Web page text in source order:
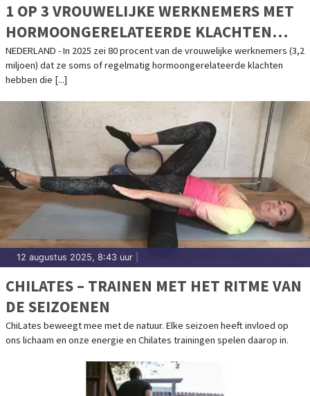
1 OP 3 VROUWELIJKE WERKNEMERS MET
HORMOONGERELATEERDE KLACHTEN
VERBERGT DEZE
NEDERLAND - In 2025 zei 80 procent van de vrouwelijke werknemers (3,2
miljoen) dat ze soms of regelmatig hormoongerelateerde klachten
hebben die [...]
12 augustus 2025, 8:43 uur
CHILATES – TRAINEN MET HET RITME VAN
DE SEIZOENEN
ChiLates beweegt mee met de natuur. Elke seizoen heeft invloed op
ons lichaam en onze energie en Chilates trainingen spelen daarop in.